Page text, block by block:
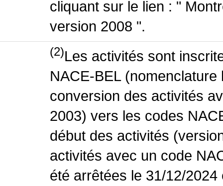
cliquant sur le lien : "
version 2008 ".
(2)Les activités sont
NACE-BEL
conversion des activités
2003) vers les codes
début des activités
activités avec un code
été arrêtées le 31/12/